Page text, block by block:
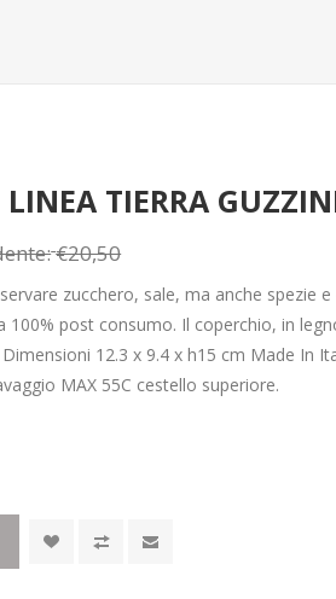
TIERRA
€20,50
zucchero, sale, ma anche spezie
100% post consumo. Il coperchio, in
12.3 x 9.4 x h15 cm Made In
MAX 55C cestello superiore.